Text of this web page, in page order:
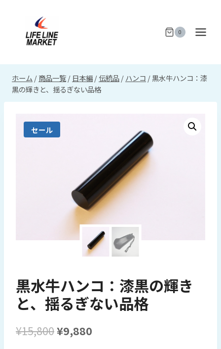
0
ホーム /商品一覧/ 日本編/伝統品/ハンコ /黒水牛ハンコ：漆
黒の輝きと、揺るぎない品格
セール
黒水牛ハンコ：漆黒の輝き
と、揺るぎない品格
¥15,800元
¥9,880